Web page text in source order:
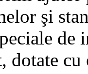
şi
de
dotate